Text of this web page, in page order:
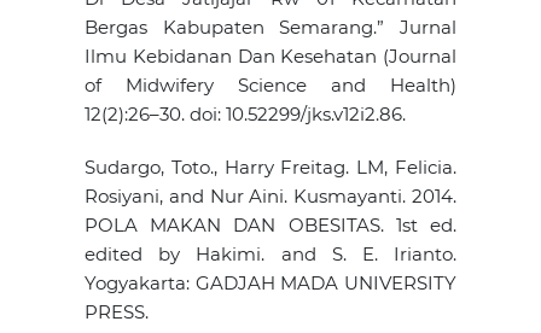
Bergas Kabupaten Semarang.” Jurnal
Ilmu Kebidanan Dan Kesehatan (Journal
of Midwifery Science and Health)
12(2):26–30. doi: 10.52299/jks.v12i2.86.
Sudargo, Toto., Harry Freitag. LM, Felicia.
Rosiyani, and Nur Aini. Kusmayanti. 2014.
POLA MAKAN DAN OBESITAS. 1st ed.
edited by Hakimi. and S. E. Irianto.
Yogyakarta: GADJAH MADA UNIVERSITY
PRESS.